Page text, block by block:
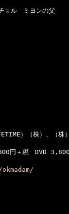
ル　ミヨンの父
）（株）、（株
円＋税　DVD